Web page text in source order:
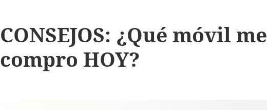
CONSEJOS: ¿Qué móvil me
compro HOY?